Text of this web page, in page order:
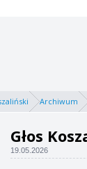
Archiwum
Głos
19.05.2026